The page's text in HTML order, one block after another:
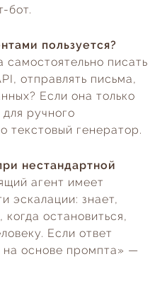
бот.
пользуется?
писать
отправлять письма,
Если она только
ручного
текстовый генератор.
нестандартной
агент имеет
эскалации: знает,
когда остановиться,
Если ответ
на основе промпта» —